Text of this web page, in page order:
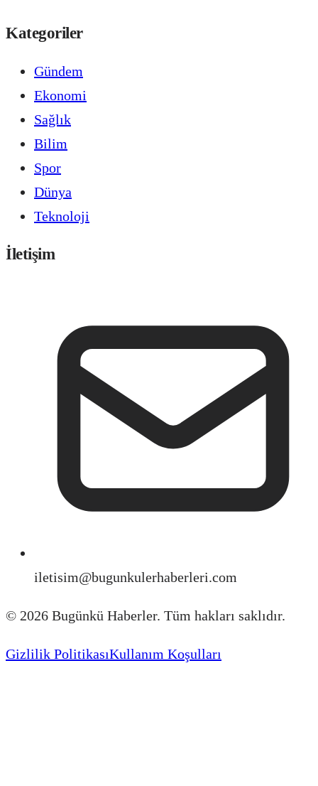
Kategoriler
Gündem
Ekonomi
Sağlık
Bilim
Spor
Dünya
Teknoloji
İletişim
iletisim@bugunkulerhaberleri.com
© 2026 Bugünkü Haberler. Tüm hakları saklıdır.
Gizlilik PolitikasıKullanım Koşulları